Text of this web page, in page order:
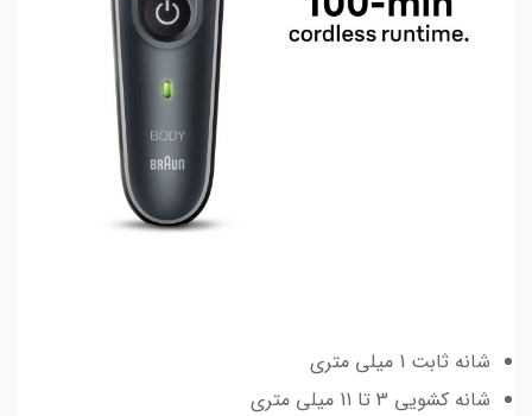
شانه ثابت 1 میلی متری
شانه کشویی 3 تا 11 میلی متری